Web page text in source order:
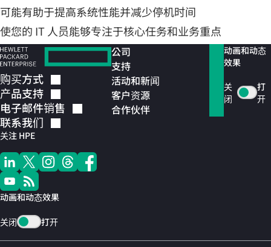
可能有助于提高系统性能并减少停机时间
使您的 IT 人员能够专注于核心任务和业务重点
购买方式
产品支持
电子邮件销售
联系我们
关注 HPE
动画和动态效果
关闭 打开
公司
支持
活动和新闻
客户资源
合作伙伴
动画和动态
效果
关
闭
打
开